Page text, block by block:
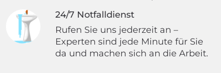
24/7 Notfalldienst
Rufen Sie uns jederzeit an –
Experten sind jede Minute für Sie
da und machen sich an die Arbeit.